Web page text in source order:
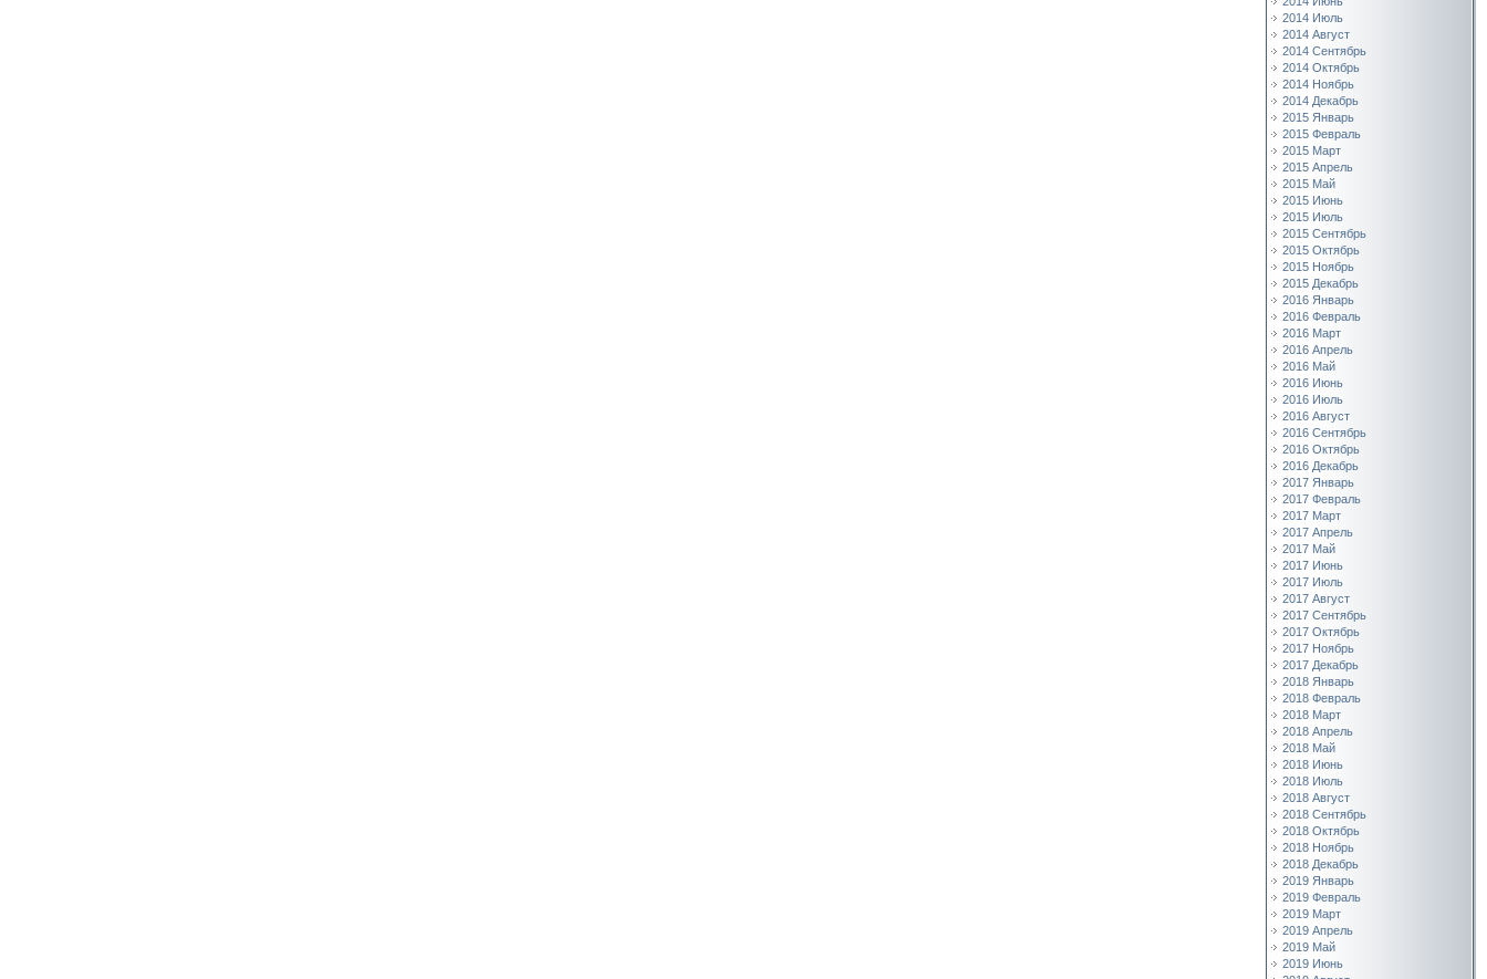
2014 Июль
2014 Август
2014 Сентябрь
2014 Октябрь
2014 Ноябрь
2014 Декабрь
2015 Январь
2015 Февраль
2015 Март
2015 Апрель
2015 Май
2015 Июнь
2015 Июль
2015 Сентябрь
2015 Октябрь
2015 Ноябрь
2015 Декабрь
2016 Январь
2016 Февраль
2016 Март
2016 Апрель
2016 Май
2016 Июнь
2016 Июль
2016 Август
2016 Сентябрь
2016 Октябрь
2016 Декабрь
2017 Январь
2017 Февраль
2017 Март
2017 Апрель
2017 Май
2017 Июнь
2017 Июль
2017 Август
2017 Сентябрь
2017 Октябрь
2017 Ноябрь
2017 Декабрь
2018 Январь
2018 Февраль
2018 Март
2018 Апрель
2018 Май
2018 Июнь
2018 Июль
2018 Август
2018 Сентябрь
2018 Октябрь
2018 Ноябрь
2018 Декабрь
2019 Январь
2019 Февраль
2019 Март
2019 Апрель
2019 Май
2019 Июнь